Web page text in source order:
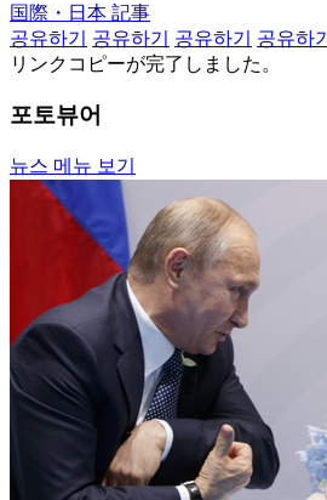
国際・日本 記事
공유하기
공유하기 공유하기 공유하기
リンクコピーが完了しました。
포토뷰어
뉴스 메뉴 보기